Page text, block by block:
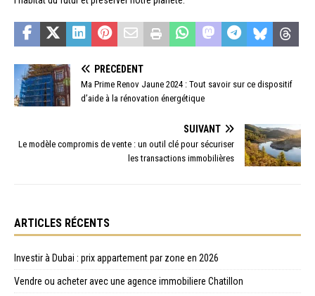
PRÉCÉDENT
Ma Prime Renov Jaune 2024 : Tout savoir sur ce dispositif
d’aide à la rénovation énergétique
SUIVANT
Le modèle compromis de vente : un outil clé pour sécuriser
les transactions immobilières
ARTICLES RÉCENTS
Investir à Dubai : prix appartement par zone en 2026
Vendre ou acheter avec une agence immobiliere Chatillon